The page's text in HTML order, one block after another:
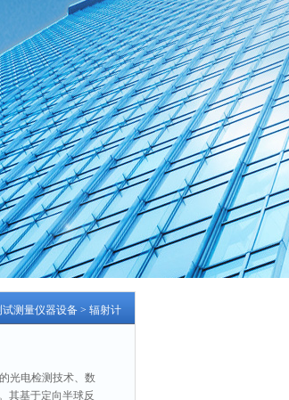
试测量仪器设备 > 辐射计
光电检测技术、数
其基于定向半球反